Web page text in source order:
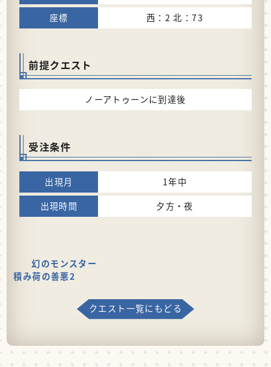
西：2 北：73
前提クエスト
ノーアトゥーンに到達後
受注条件
1年中
夕方・夜
幻のモンスター
積み荷の善悪2
クエスト一覧にもどる